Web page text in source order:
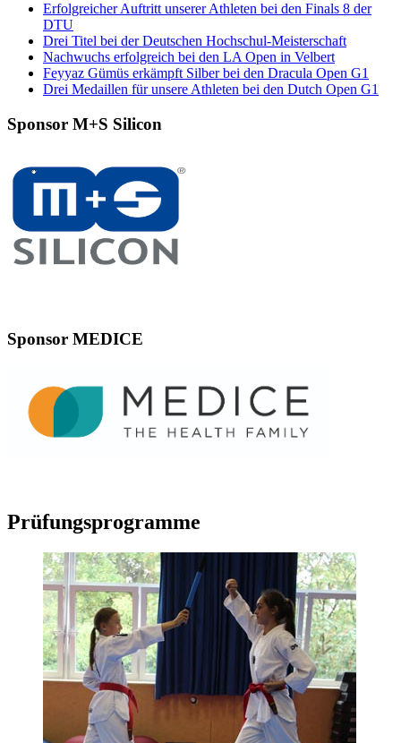
Erfolgreicher Auftritt unserer Athleten bei den Finals 8 der
DTU
Drei Titel bei der Deutschen Hochschul-Meisterschaft
Nachwuchs erfolgreich bei den LA Open in Velbert
Feyyaz Gümüs erkämpft Silber bei den Dracula Open G1
Drei Medaillen für unsere Athleten bei den Dutch Open G1
Sponsor M+S Silicon
Sponsor MEDICE
Prüfungsprogramme